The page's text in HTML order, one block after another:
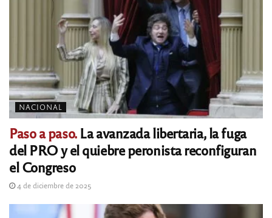
NACIONAL
Paso a paso.La avanzada libertaria, la fuga
del PRO y el quiebre peronista reconfiguran
el Congreso
4 de diciembre de 2025